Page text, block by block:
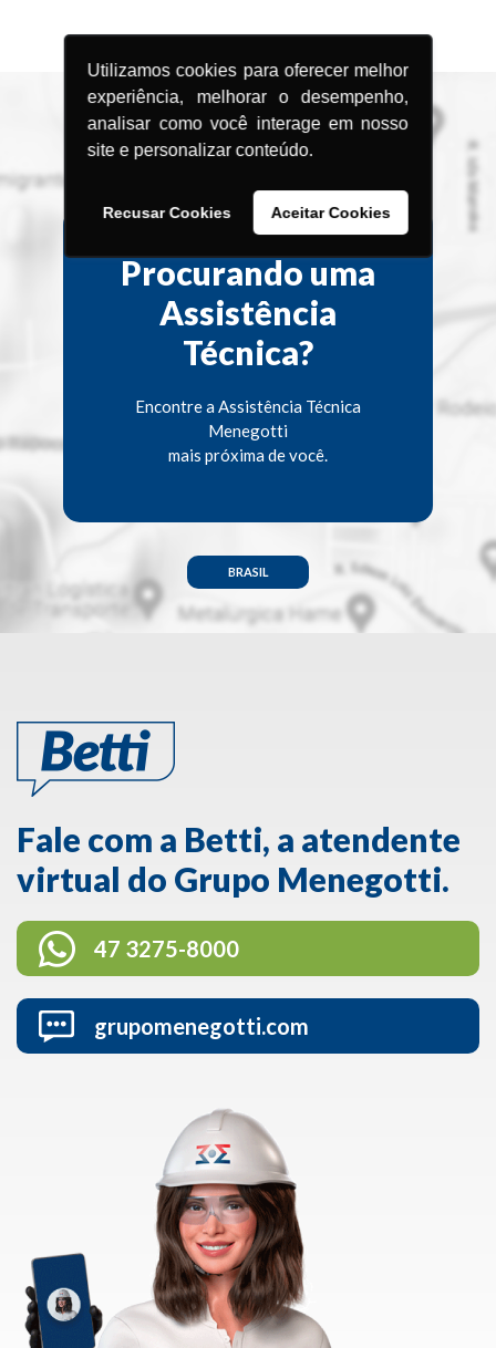
Utilizamos cookies para oferecer melhor
experiência, melhorar o desempenho,
analisar como você interage em nosso
site e personalizar conteúdo.
Recusar Cookies Aceitar Cookies
Procurando uma
Assistência
Técnica?
Encontre a Assistência Técnica
Menegotti
mais próxima de você.
BRASIL
Fale com a Betti, a atendente
virtual do Grupo Menegotti.
47 3275-8000
grupomenegotti.com